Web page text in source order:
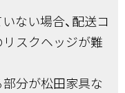
ない場合、配送コ
スクヘッジが難
分が松田家具な